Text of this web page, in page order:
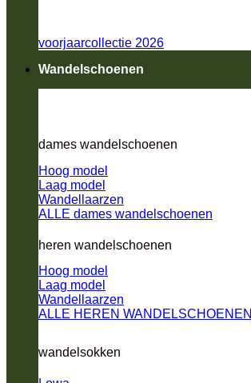
voorjaarcollectie 2026
Wandelschoenen
dames wandelschoenen
Hoog model
Laag model
Wandellaarzen
ALLE dames wandelschoenen
heren wandelschoenen
Hoog model
Laag model
Wandellaarzen
ALLE HEREN WANDELSCHOENEN
wandelsokken